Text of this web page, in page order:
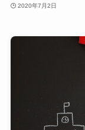
2020年7月2日